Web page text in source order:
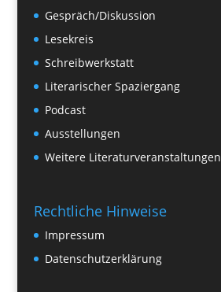
Gespräch/Diskussion
Lesekreis
Schreibwerkstatt
Literarischer Spaziergang
Podcast
Ausstellungen
Weitere Literaturveranstaltungen
Rechtliche Hinweise
Impressum
Datenschutzerklärung